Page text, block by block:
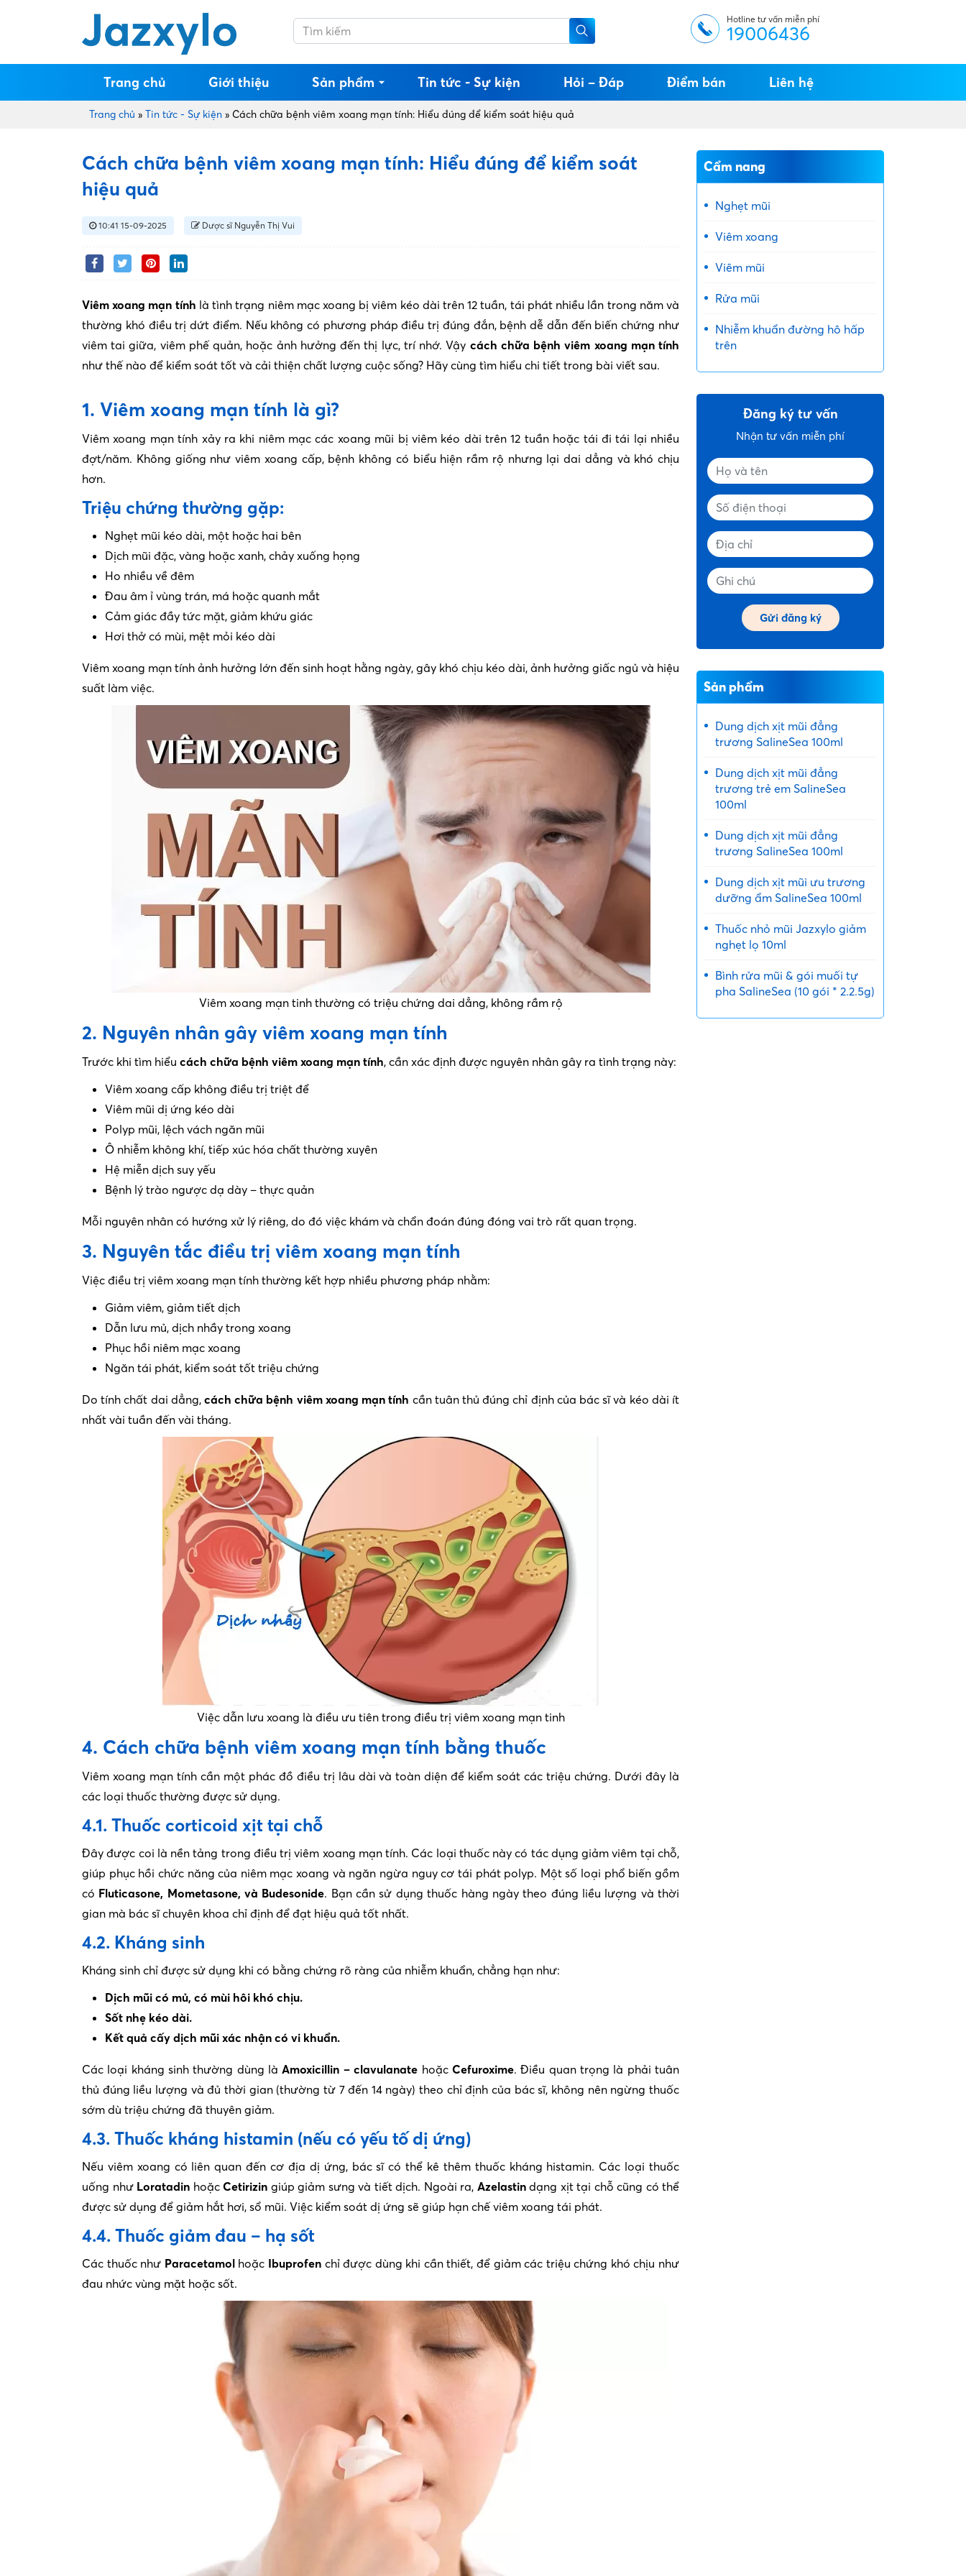
Hotline tư vấn miễn phí
19006436
Trang chủ Giới thiệu Sản phẩm Tin tức - Sự kiện Hỏi – Đáp Điểm bán Liên hệ
Trang chủ » Tin tức - Sự kiện » Cách chữa bệnh viêm xoang mạn tính: Hiểu đúng để kiểm soát hiệu quả
Cách chữa bệnh viêm xoang mạn tính: Hiểu đúng để kiểm soát
hiệu quả
10:41 15-09-2025 Dược sĩ Nguyễn Thị Vui
Viêm xoang mạn tính là tình trạng niêm mạc xoang bị viêm kéo dài trên 12 tuần, tái phát nhiều lần trong năm và
thường khó điều trị dứt điểm. Nếu không có phương pháp điều trị đúng đắn, bệnh dễ dẫn đến biến chứng như
viêm tai giữa, viêm phế quản, hoặc ảnh hưởng đến thị lực, trí nhớ. Vậy cách chữa bệnh viêm xoang mạn tính
như thế nào để kiểm soát tốt và cải thiện chất lượng cuộc sống? Hãy cùng tìm hiểu chi tiết trong bài viết sau.
1. Viêm xoang mạn tính là gì?
Viêm xoang mạn tính xảy ra khi niêm mạc các xoang mũi bị viêm kéo dài trên 12 tuần hoặc tái đi tái lại nhiều
đợt/năm. Không giống như viêm xoang cấp, bệnh không có biểu hiện rầm rộ nhưng lại dai dẳng và khó chịu
hơn.
Triệu chứng thường gặp:
Nghẹt mũi kéo dài, một hoặc hai bên
Dịch mũi đặc, vàng hoặc xanh, chảy xuống họng
Ho nhiều về đêm
Đau âm ỉ vùng trán, má hoặc quanh mắt
Cảm giác đầy tức mặt, giảm khứu giác
Hơi thở có mùi, mệt mỏi kéo dài
Viêm xoang mạn tính ảnh hưởng lớn đến sinh hoạt hằng ngày, gây khó chịu kéo dài, ảnh hưởng giấc ngủ và hiệu
suất làm việc.
Viêm xoang mạn tinh thường có triệu chứng dai dẳng, không rầm rộ
2. Nguyên nhân gây viêm xoang mạn tính
Trước khi tìm hiểu cách chữa bệnh viêm xoang mạn tính, cần xác định được nguyên nhân gây ra tình trạng này:
Viêm xoang cấp không điều trị triệt để
Viêm mũi dị ứng kéo dài
Polyp mũi, lệch vách ngăn mũi
Ô nhiễm không khí, tiếp xúc hóa chất thường xuyên
Hệ miễn dịch suy yếu
Bệnh lý trào ngược dạ dày – thực quản
Mỗi nguyên nhân có hướng xử lý riêng, do đó việc khám và chẩn đoán đúng đóng vai trò rất quan trọng.
3. Nguyên tắc điều trị viêm xoang mạn tính
Việc điều trị viêm xoang mạn tính thường kết hợp nhiều phương pháp nhằm:
Giảm viêm, giảm tiết dịch
Dẫn lưu mủ, dịch nhầy trong xoang
Phục hồi niêm mạc xoang
Ngăn tái phát, kiểm soát tốt triệu chứng
Do tính chất dai dẳng,cách chữa bệnh viêm xoang mạn tính cần tuân thủ đúng chỉ định của bác sĩ và kéo dài ít
nhất vài tuần đến vài tháng.
Việc dẫn lưu xoang là điều ưu tiên trong điều trị viêm xoang mạn tinh
4. Cách chữa bệnh viêm xoang mạn tính bằng thuốc
Viêm xoang mạn tính cần một phác đồ điều trị lâu dài và toàn diện để kiểm soát các triệu chứng. Dưới đây là
các loại thuốc thường được sử dụng.
4.1. Thuốc corticoid xịt tại chỗ
Đây được coi là nền tảng trong điều trị viêm xoang mạn tính. Các loại thuốc này có tác dụng giảm viêm tại chỗ,
giúp phục hồi chức năng của niêm mạc xoang và ngăn ngừa nguy cơ tái phát polyp. Một số loại phổ biến gồm
có Fluticasone, Mometasone, và Budesonide. Bạn cần sử dụng thuốc hàng ngày theo đúng liều lượng và thời
gian mà bác sĩ chuyên khoa chỉ định để đạt hiệu quả tốt nhất.
4.2. Kháng sinh
Kháng sinh chỉ được sử dụng khi có bằng chứng rõ ràng của nhiễm khuẩn, chẳng hạn như:
Dịch mũi có mủ, có mùi hôi khó chịu.
Sốt nhẹ kéo dài.
Kết quả cấy dịch mũi xác nhận có vi khuẩn.
Các loại kháng sinh thường dùng làAmoxicillin – clavulanate hoặc Cefuroxime. Điều quan trọng là phải tuân
thủ đúng liều lượng và đủ thời gian (thường từ 7 đến 14 ngày) theo chỉ định của bác sĩ, không nên ngừng thuốc
sớm dù triệu chứng đã thuyên giảm.
4.3. Thuốc kháng histamin (nếu có yếu tố dị ứng)
Nếu viêm xoang có liên quan đến cơ địa dị ứng, bác sĩ có thể kê thêm thuốc kháng histamin. Các loại thuốc
uống như Loratadin hoặc Cetirizin giúp giảm sưng và tiết dịch. Ngoài ra, Azelastindạng xịt tại chỗ cũng có thể
được sử dụng để giảm hắt hơi, sổ mũi. Việc kiểm soát dị ứng sẽ giúp hạn chế viêm xoang tái phát.
4.4. Thuốc giảm đau – hạ sốt
Các thuốc như Paracetamolhoặc Ibuprofenchỉ được dùng khi cần thiết, để giảm các triệu chứng khó chịu như
đau nhức vùng mặt hoặc sốt.
Cẩm nang
Nghẹt mũi
Viêm xoang
Viêm mũi
Rửa mũi
Nhiễm khuẩn đường hô hấp
trên
Đăng ký tư vấn
Nhận tư vấn miễn phí
Sản phẩm
Dung dịch xịt mũi đẳng
trương SalineSea 100ml
Dung dịch xịt mũi đẳng
trương trẻ em SalineSea
100ml
Dung dịch xịt mũi đẳng
trương SalineSea 100ml
Dung dịch xịt mũi ưu trương
dưỡng ẩm SalineSea 100ml
Thuốc nhỏ mũi Jazxylo giảm
nghẹt lọ 10ml
Bình rửa mũi & gói muối tự
pha SalineSea (10 gói * 2.2.5g)